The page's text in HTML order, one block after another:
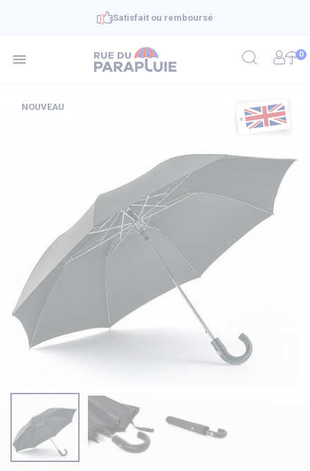
Livraison en 48h - offerte à partir de 39€
 0
NOUVEAU